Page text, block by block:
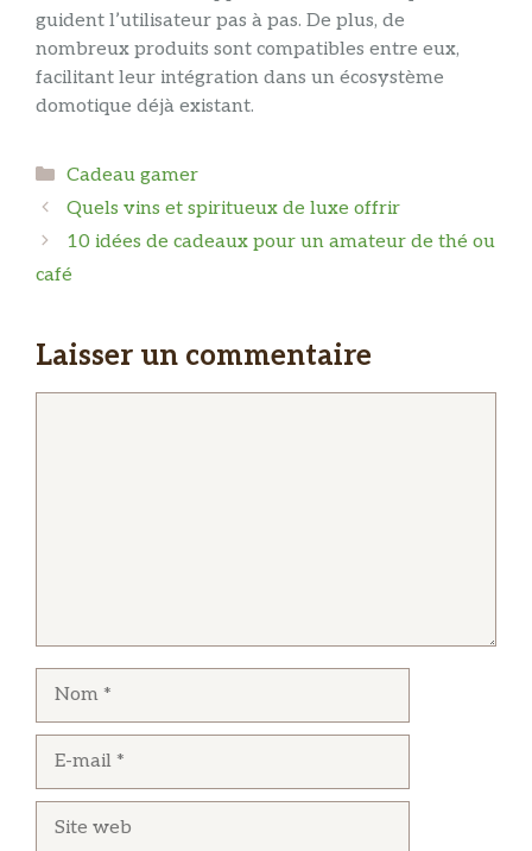
guident l’utilisateur pas à pas. De plus, de
nombreux produits sont compatibles entre eux,
facilitant leur intégration dans un écosystème
domotique déjà existant.
Catégories
Cadeau gamer
Quels vins et spiritueux de luxe offrir
10 idées de cadeaux pour un amateur de thé ou
café
Laisser un commentaire